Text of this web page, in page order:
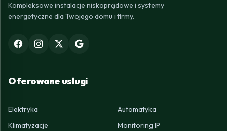
Kompleksowe instalacje niskoprądowe i systemy
energetyczne dla Twojego domu i firmy.
Oferowane usługi
Elektryka
Automatyka
Klimatyzacje
Monitoring IP